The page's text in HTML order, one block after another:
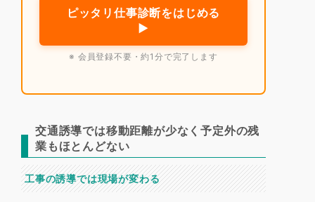
ピッタリ仕事診断をはじめる
▶
※ 会員登録不要・約1分で完了します
交通誘導では移動距離が少なく予定外の残
業もほとんどない
工事の誘導では現場が変わる